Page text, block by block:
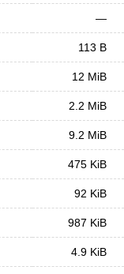
—
113 B
12 MiB
2.2 MiB
9.2 MiB
475 KiB
92 KiB
987 KiB
4.9 KiB